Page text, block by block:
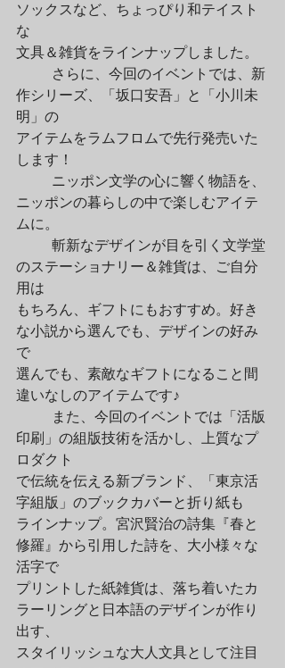
ソックスなど、ちょっぴり和テイスト
な
文具＆雑貨をラインナップしました。
作シリーズ、「坂口安吾」と「小川未
明」の
アイテムをラムフロムで先行発売いた
します！
ニッポンの暮らしの中で楽しむアイテ
ムに。
のステーショナリー＆雑貨は、ご自分
用は
もちろん、ギフトにもおすすめ。好き
な小説から選んでも、デザインの好み
で
選んでも、素敵なギフトになること間
違いなしのアイテムです♪
印刷」の組版技術を活かし、上質なプ
ロダクト
で伝統を伝える新ブランド、「東京活
字組版」のブックカバーと折り紙も
ラインナップ。宮沢賢治の詩集『春と
修羅』から引用した詩を、大小様々な
活字で
プリントした紙雑貨は、落ち着いたカ
ラーリングと日本語のデザインが作り
出す、
スタイリッシュな大人文具として注目